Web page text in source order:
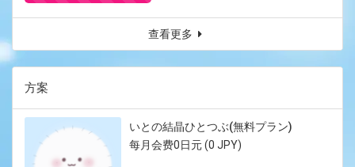
查看更多
方案
いとの結晶ひとつぶ(無料プラン)
每月会费0日元 (0 JPY)